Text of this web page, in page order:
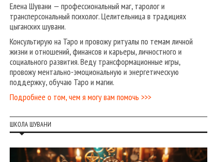
Елена Шувани — профессиональный маг, таролог и
трансперсональный психолог. Целительница в традициях
цыганских шувани.
Консультирую на Таро и провожу ритуалы по темам личной
жизни и отношений, финансов и карьеры, личностного и
социального развития. Веду трансформационные игры,
провожу ментально-эмоциональную и энергетическую
поддержку, обучаю Таро и магии.
Подробнее о том, чем я могу вам помочь >>>
ШКОЛА ШУВАНИ